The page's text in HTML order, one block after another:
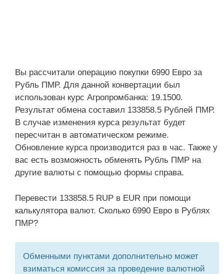
Вы рассчитали операцию покупки 6990 Евро за
Рубль ПМР. Для данной конвертации был
использован курс Агропромбанка: 19.1500.
Результат обмена составил 133858.5 Рублей ПМР.
В случае изменения курса результат будет
пересчитан в автоматическом режиме.
Обновление курса производится раз в час. Также у
вас есть возможность обменять Рубль ПМР на
другие валюты с помощью формы справа.
Перевести 133858.5 RUP в EUR при помощи
калькулятора валют. Сколько 6990 Евро в Рублях
ПМР?
Обменными пунктами дополнительно может
взиматься комиссия за проведение валютной